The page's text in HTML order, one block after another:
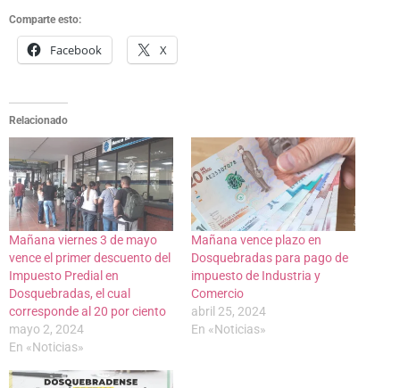
Comparte esto:
Facebook X
Relacionado
Mañana viernes 3 de mayo
vence el primer descuento del
Impuesto Predial en
Dosquebradas, el cual
corresponde al 20 por ciento
mayo 2, 2024
En «Noticias»
Mañana vence plazo en
Dosquebradas para pago de
impuesto de Industria y
Comercio
abril 25, 2024
En «Noticias»